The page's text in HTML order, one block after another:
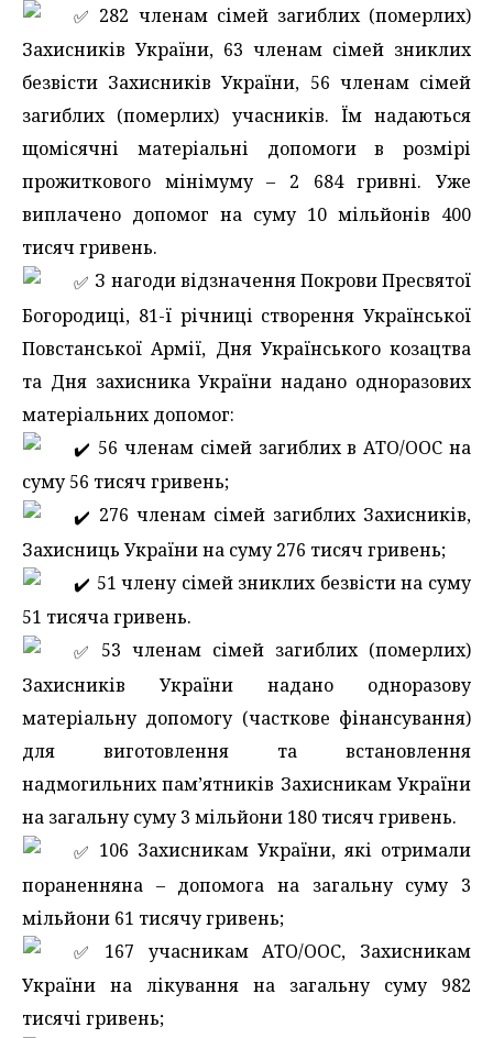
️ 282 членам сімей загиблих (померлих)
Захисників України, 63 членам сімей зниклих
безвісти Захисників України, 56 членам сімей
загиблих (померлих) учасників. Їм надаються
щомісячні матеріальні допомоги в розмірі
прожиткового мінімуму – 2 684 гривні. Уже
виплачено допомог на суму 10 мільйонів 400
тисяч гривень.
️ З нагоди відзначення Покрови Пресвятої
Богородиці, 81-ї річниці створення Української
Повстанської Армії, Дня Українського козацтва
та Дня захисника України надано одноразових
матеріальних допомог:
56 членам сімей загиблих в АТО/ООС на
суму 56 тисяч гривень;
276 членам сімей загиблих Захисників,
Захисниць України на суму 276 тисяч гривень;
51 члену сімей зниклих безвісти на суму
51 тисяча гривень.
️ 53 членам сімей загиблих (померлих)
Захисників України надано одноразову
матеріальну допомогу (часткове фінансування)
для виготовлення та встановлення
надмогильних пам’ятників Захисникам України
на загальну суму 3 мільйони 180 тисяч гривень.
️ 106 Захисникам України, які отримали
пораненняна – допомога на загальну суму 3
мільйони 61 тисячу гривень;
️ 167 учасникам АТО/ООС, Захисникам
України на лікування на загальну суму 982
тисячі гривень;